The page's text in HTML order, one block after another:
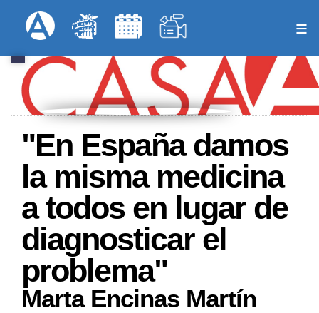
al
principal
Menú Superior
"En España damos
la misma medicina
a todos en lugar de
diagnosticar el
problema"
Marta Encinas Martín